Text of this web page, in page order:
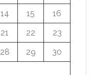
14 15
16
21 22
23
28 29
30